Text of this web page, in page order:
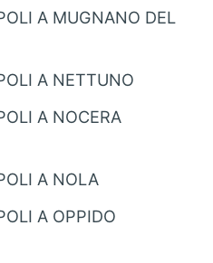
A MUGNANO DEL
A NETTUNO
A NOCERA
A NOLA
A OPPIDO